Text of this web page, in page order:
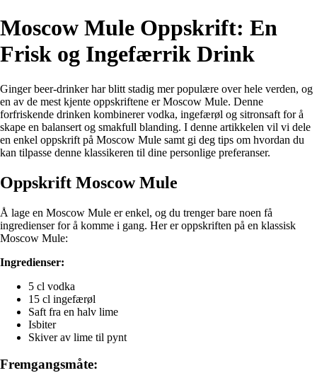
Moscow Mule Oppskrift: En
Frisk og Ingefærrik Drink
Ginger beer-drinker har blitt stadig mer populære over hele verden, og
en av de mest kjente oppskriftene er Moscow Mule. Denne
forfriskende drinken kombinerer vodka, ingefærøl og sitronsaft for å
skape en balansert og smakfull blanding. I denne artikkelen vil vi dele
en enkel oppskrift på Moscow Mule samt gi deg tips om hvordan du
kan tilpasse denne klassikeren til dine personlige preferanser.
Oppskrift Moscow Mule
Å lage en Moscow Mule er enkel, og du trenger bare noen få
ingredienser for å komme i gang. Her er oppskriften på en klassisk
Moscow Mule:
Ingredienser:
5 cl vodka
15 cl ingefærøl
Saft fra en halv lime
Isbiter
Skiver av lime til pynt
Fremgangsmåte: